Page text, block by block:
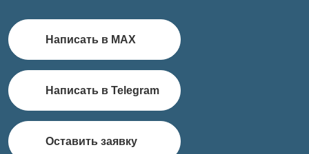
Написать в MAX
Написать в Telegram
Оставить заявку